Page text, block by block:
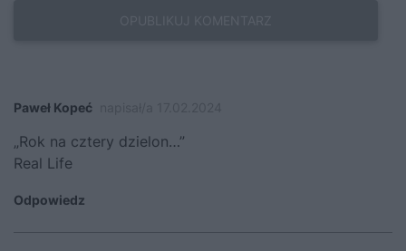
Paweł Kopeć
„Rok na cztery dzielon…”
Real Life
Odpowiedz